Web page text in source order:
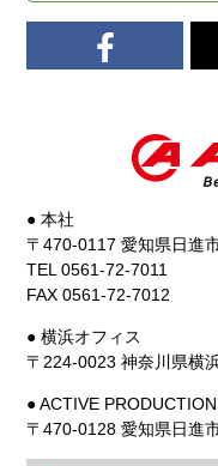
● 本社
〒470-0117 愛知県日進
TEL 0561-72-7011
FAX 0561-72-7012
● 横浜オフィス
〒224-0023 神奈川県横
● ACTIVE
〒470-0128 愛知県日進